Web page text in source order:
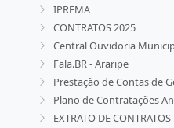
IPREMA
CONTRATOS 2025
Central Ouvidoria
Fala.BR - Araripe
Prestação de Contas de
Plano de Contratações
EXTRATO DE